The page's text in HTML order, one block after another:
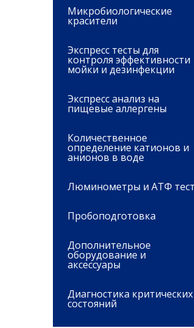
Микробиологические
красители
Экспресс тесты для
контроля эффективности
мойки и дезинфекции
Экспресс анализ на
пищевые аллергены
Количественное
определение катионов и
анионов в воде
Люминометры и АТФ
Пробоподготовка
Дополнительное
оборудование и
аксессуары
Диагностика критических
состояний